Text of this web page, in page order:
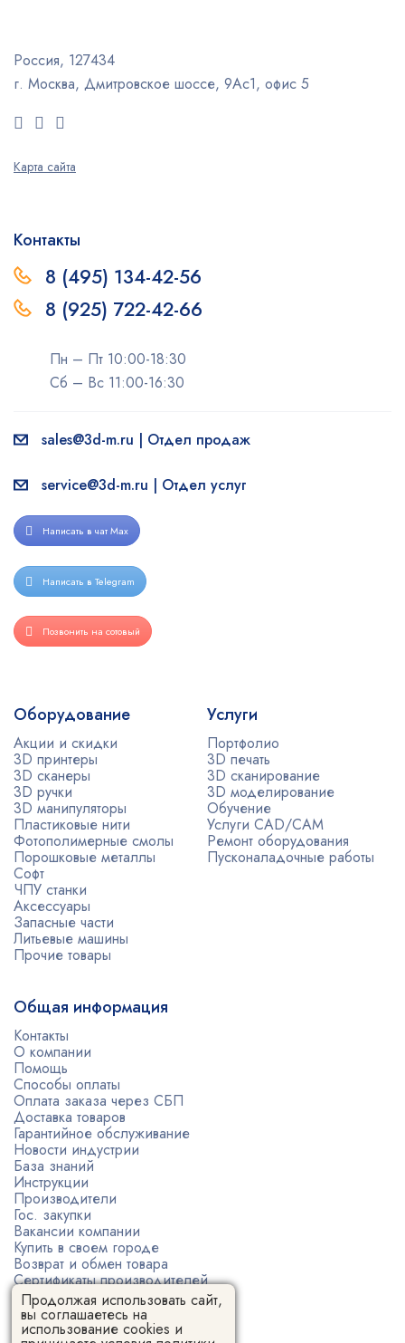
Россия, 127434
г. Москва, Дмитровское шоссе, 9Ас1, офис 5
Карта сайта
Контакты
8 (495) 134-42-56
8 (925) 722-42-66
Пн – Пт 10:00-18:30
Сб – Вс 11:00-16:30
sales@3d-m.ru | Отдел продаж
service@3d-m.ru | Отдел услуг
Написать в чат Max
Написать в Telegram
Позвонить на сотовый
Оборудование
Акции и скидки
3D принтеры
3D сканеры
3D ручки
3D манипуляторы
Пластиковые нити
Фотополимерные смолы
Порошковые металлы
Софт
ЧПУ станки
Аксессуары
Запасные части
Литьевые машины
Прочие товары
Услуги
Портфолио
3D печать
3D сканирование
3D моделирование
Обучение
Услуги CAD/CAM
Ремонт оборудования
Пусконаладочные работы
Общая информация
Контакты
О компании
Помощь
Способы оплаты
Оплата заказа через СБП
Доставка товаров
Гарантийное обслуживание
Новости индустрии
База знаний
Инструкции
Производители
Гос. закупки
Вакансии компании
Купить в своем городе
Возврат и обмен товара
Сертификаты производителей
Политика конфиденциальности
Пользовательское соглашение
Продолжая использовать сайт,
вы соглашаетесь на
использование cookies и